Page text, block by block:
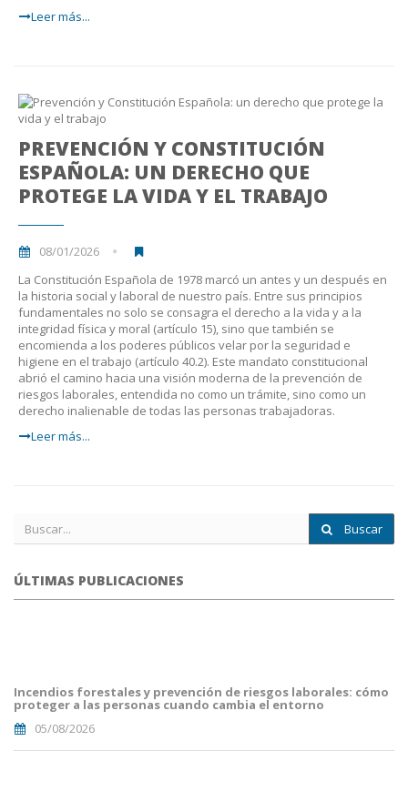
Leer más...
PREVENCIÓN Y CONSTITUCIÓN
ESPAÑOLA: UN DERECHO QUE
PROTEGE LA VIDA Y EL TRABAJO
08/01/2026
La Constitución Española de 1978 marcó un antes y un después en
la historia social y laboral de nuestro país. Entre sus principios
fundamentales no solo se consagra el derecho a la vida y a la
integridad física y moral (artículo 15), sino que también se
encomienda a los poderes públicos velar por la seguridad e
higiene en el trabajo (artículo 40.2). Este mandato constitucional
abrió el camino hacia una visión moderna de la prevención de
riesgos laborales, entendida no como un trámite, sino como un
derecho inalienable de todas las personas trabajadoras.
Leer más...
Buscar
ÚLTIMAS PUBLICACIONES
Incendios forestales y prevención de riesgos laborales: cómo
proteger a las personas cuando cambia el entorno
05/08/2026